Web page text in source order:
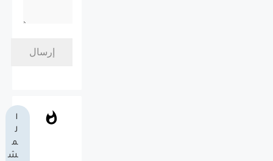
ا
ل
م
ش